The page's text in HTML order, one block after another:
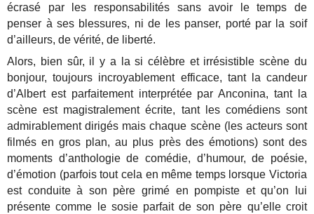
écrasé par les responsabilités sans avoir le temps de
penser à ses blessures, ni de les panser, porté par la soif
d’ailleurs, de vérité, de liberté.
Alors, bien sûr, il y a la si célèbre et irrésistible scène du
bonjour, toujours incroyablement efficace, tant la candeur
d’Albert est parfaitement interprétée par Anconina, tant la
scène est magistralement écrite, tant les comédiens sont
admirablement dirigés mais chaque scène (les acteurs sont
filmés en gros plan, au plus près des émotions) sont des
moments d’anthologie de comédie, d’humour, de poésie,
d’émotion (parfois tout cela en même temps lorsque Victoria
est conduite à son père grimé en pompiste et qu’on lui
présente comme le sosie parfait de son père qu’elle croit